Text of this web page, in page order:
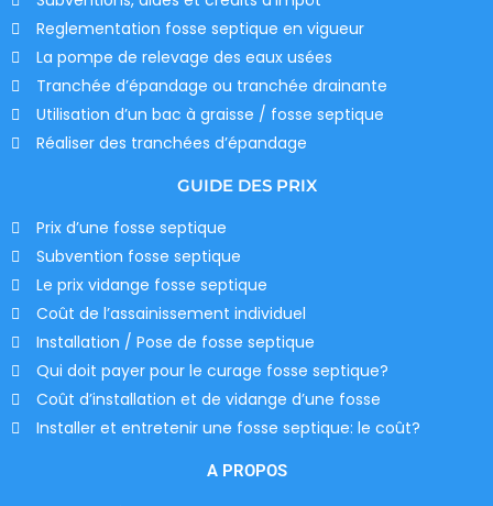
Reglementation fosse septique en vigueur
La pompe de relevage des eaux usées
Tranchée d’épandage ou tranchée drainante
Utilisation d’un bac à graisse / fosse septique
Réaliser des tranchées d’épandage
GUIDE DES PRIX
Prix d’une fosse septique
Subvention fosse septique
Le prix vidange fosse septique
Coût de l’assainissement individuel
Installation / Pose de fosse septique
Qui doit payer pour le curage fosse septique?
Coût d’installation et de vidange d’une fosse
Installer et entretenir une fosse septique: le coût?
A PROPOS